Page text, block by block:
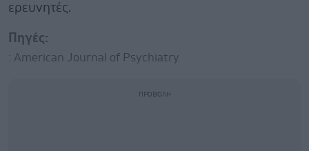
ερευνητές.
Πηγές:
: American Journal of Psychiatry